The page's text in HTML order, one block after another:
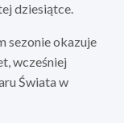
dziesiątce.
sezonie okazuje
wcześniej
Świata w